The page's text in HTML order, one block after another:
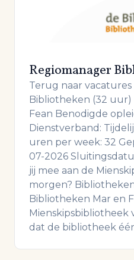
Regiomanager
Terug naar
Bibliotheken (32
Fean Benodigde
Dienstverband:
uren per week: 32
07-2026
jij mee aan de
morgen?
Bibliotheken Mar en
Mienskipsbibliotheek
dat de bibliotheek